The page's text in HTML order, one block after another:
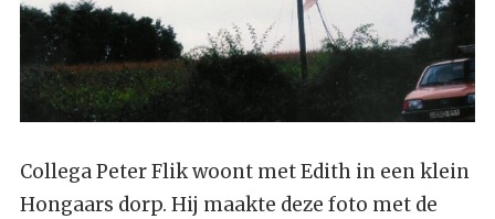
Collega Peter Flik woont met Edith in een klein
Hongaars dorp. Hij maakte deze foto met de